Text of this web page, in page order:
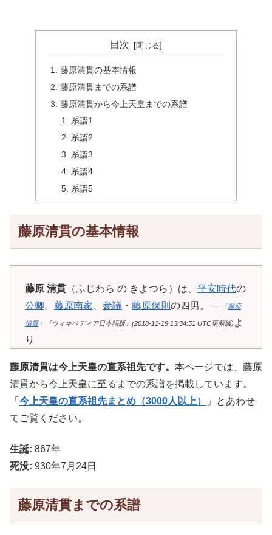
目次
藤原清貫の基本情報
藤原清貫までの系譜
藤原清貫から今上天皇までの系譜
系譜1
系譜2
系譜3
系譜4
系譜5
藤原清貫の基本情報
藤原 清貫 （ふじわら の きよつら）は、 平安時代の
公卿。 藤原南家、 参議 ・ 藤原保則 の四男。 ─ 「 藤原
清貫」『ウィキペディア日本語版』(2018-11-19 13:34:51 UTC更新版) よ
り
藤原清貫は今上天皇の直系祖先です。 本ページでは、藤原
清貫から今上天皇に至るまでの系譜を掲載しています。
「 今上天皇の直系祖先まとめ（3000人以上）
」とあわせ
てご覧ください。
生誕: 867年
死没: 930年7月24日
藤原清貫までの系譜